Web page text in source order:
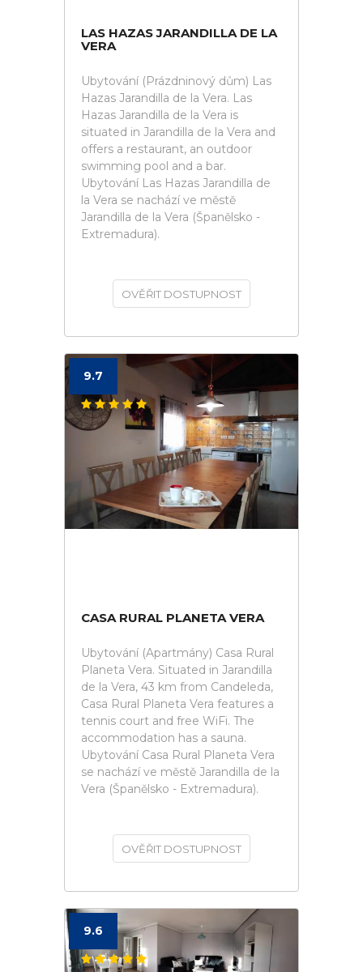
LAS HAZAS JARANDILLA DE LA
VERA
Ubytování (Prázdninový dům) Las
Hazas Jarandilla de la Vera. Las
Hazas Jarandilla de la Vera is
situated in Jarandilla de la Vera and
offers a restaurant, an outdoor
swimming pool and a bar.
Ubytování Las Hazas Jarandilla de
la Vera se nachází ve městě
Jarandilla de la Vera (Španělsko -
Extremadura).
OVĚŘIT DOSTUPNOST
9.7
CASA RURAL PLANETA VERA
Ubytování (Apartmány) Casa Rural
Planeta Vera. Situated in Jarandilla
de la Vera, 43 km from Candeleda,
Casa Rural Planeta Vera features a
tennis court and free WiFi. The
accommodation has a sauna.
Ubytování Casa Rural Planeta Vera
se nachází ve městě Jarandilla de la
Vera (Španělsko - Extremadura).
OVĚŘIT DOSTUPNOST
9.6